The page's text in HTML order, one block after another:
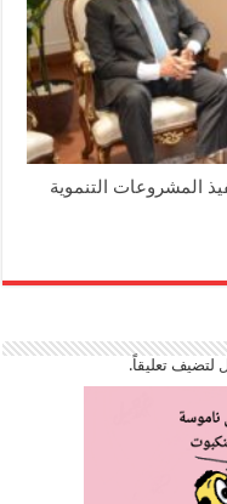
المشروعات التنموية
لتضيف تعليقاً.